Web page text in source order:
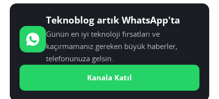
Teknoblog artık WhatsApp'ta
Günün en iyi teknoloji fırsatları ve
kaçırmamanız gereken büyük haberler,
telefonunuza gelsin.
Kanala Katıl